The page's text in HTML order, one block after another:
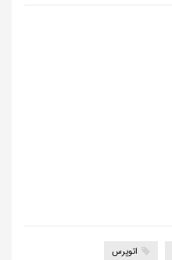
اتوپرس